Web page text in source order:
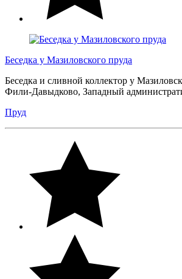
Беседка у Мазиловского пруда
Беседка и сливной коллектор у
Фили-Давыдково, Западный
Пруд